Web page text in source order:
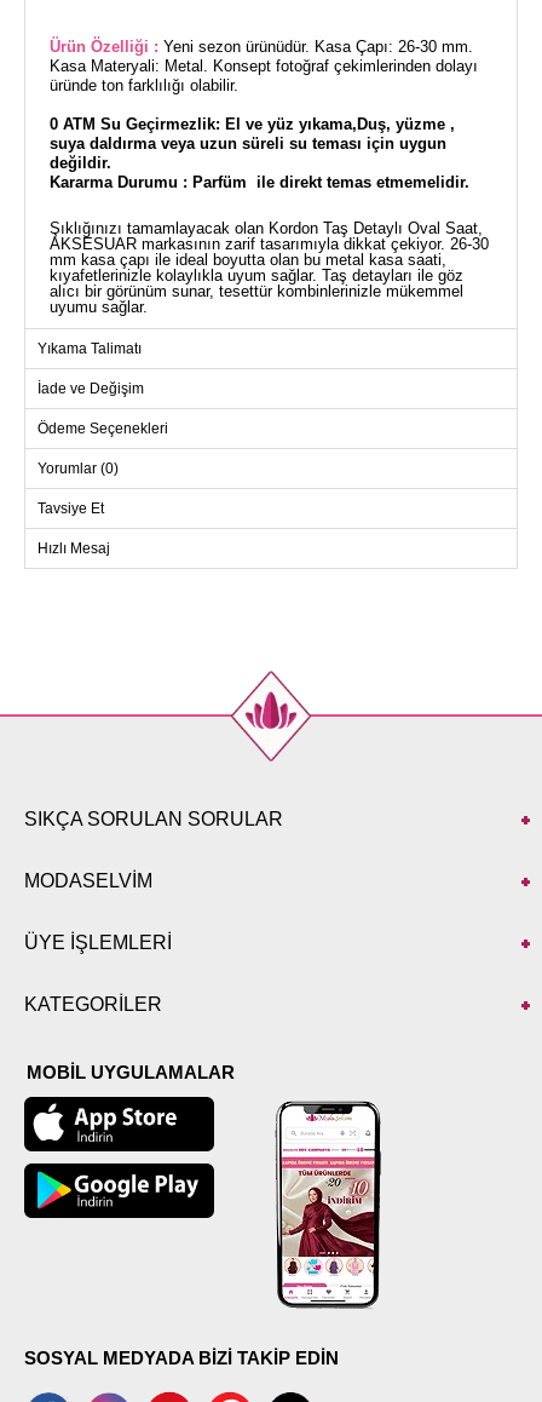
Ürün Özelliği : Yeni sezon ürünüdür. Kasa Çapı: 26-30 mm.
Kasa Materyali: Metal. Konsept fotoğraf çekimlerinden dolayı
üründe ton farklılığı olabilir.
0 ATM Su Geçirmezlik: El ve yüz yıkama,Duş, yüzme ,
suya daldırma veya uzun süreli su teması için uygun
değildir.
Kararma Durumu : Parfüm ile direkt temas etmemelidir.
Şıklığınızı tamamlayacak olan Kordon Taş Detaylı Oval Saat,
AKSESUAR markasının zarif tasarımıyla dikkat çekiyor. 26-30
mm kasa çapı ile ideal boyutta olan bu metal kasa saati,
kıyafetlerinizle kolaylıkla uyum sağlar. Taş detayları ile göz
alıcı bir görünüm sunar, tesettür kombinlerinizle mükemmel
uyumu sağlar.
Yıkama Talimatı
İade ve Değişim
Ödeme Seçenekleri
Yorumlar (0)
Tavsiye Et
Hızlı Mesaj
SIKÇA SORULAN SORULAR
MODASELVİM
ÜYE İŞLEMLERİ
KATEGORİLER
MOBİL UYGULAMALAR
SOSYAL MEDYADA BİZİ TAKİP EDİN